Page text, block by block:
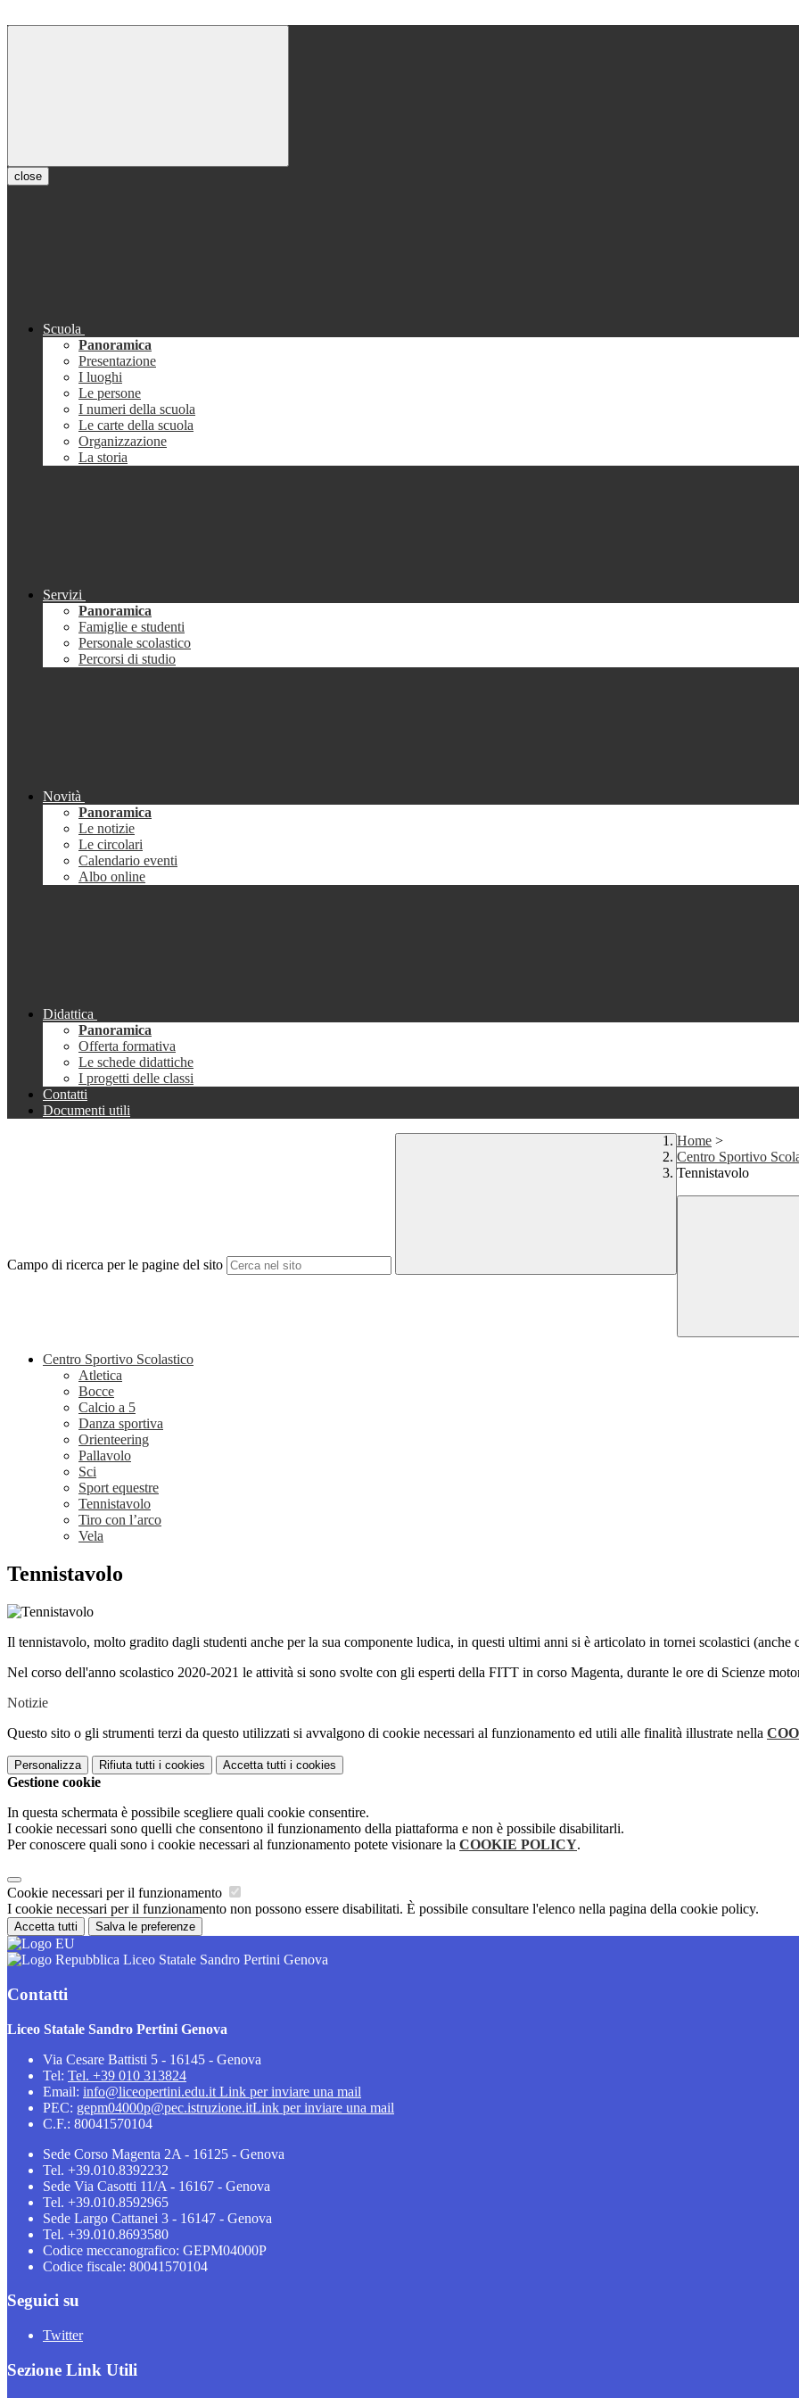
close
Scuola
Panoramica
Presentazione
I luoghi
Le persone
I numeri della scuola
Le carte della scuola
Organizzazione
La storia
Servizi
Panoramica
Famiglie e studenti
Personale scolastico
Percorsi di studio
Novità
Panoramica
Le notizie
Le circolari
Calendario eventi
Albo online
Didattica
Panoramica
Offerta formativa
Le schede didattiche
I progetti delle classi
Contatti
Documenti utili
Campo di ricerca per le pagine del sito
Home >
Centro Sportivo
Tennistavolo
Centro Sportivo Scolastico
Atletica
Bocce
Calcio a 5
Danza sportiva
Orienteering
Pallavolo
Sci
Sport equestre
Tennistavolo
Tiro con l’arco
Vela
Tennistavolo
Il tennistavolo, molto gradito dagli studenti anche per la sua componente ludica, in questi ultimi anni si è articolato in tornei scolastici
Nel corso dell'anno scolastico 2020-2021 le attività si sono svolte con gli esperti della FITT in corso Magenta, durante le ore di Scienze
Notizie
Questo sito o gli strumenti terzi da questo utilizzati si avvalgono di cookie necessari al funzionamento ed utili alle finalità illustrate nella
Personalizza Rifiuta tutti i cookies Accetta tutti i cookies
Gestione cookie
In questa schermata è possibile scegliere quali cookie consentire.
I cookie necessari sono quelli che consentono il funzionamento della piattaforma e non è possibile disabilitarli.
Per conoscere quali sono i cookie necessari al funzionamento potete visionare la COOKIE POLICY.
Cookie necessari per il funzionamento
I cookie necessari per il funzionamento non possono essere disabilitati. È possibile consultare l'elenco nella pagina della cookie policy.
Accetta tutti Salva le preferenze
Liceo Statale Sandro Pertini Genova
Contatti
Liceo Statale Sandro Pertini Genova
Via Cesare Battisti 5 - 16145 - Genova
Tel: Tel. +39 010 313824
Email: info@liceopertini.edu.it Link per inviare una mail
PEC: gepm04000p@pec.istruzione.itLink per inviare una mail
C.F.: 80041570104
Sede Corso Magenta 2A - 16125 - Genova
Tel. +39.010.8392232
Sede Via Casotti 11/A - 16167 - Genova
Tel. +39.010.8592965
Sede Largo Cattanei 3 - 16147 - Genova
Tel. +39.010.8693580
Codice meccanografico: GEPM04000P
Codice fiscale: 80041570104
Seguici su
Twitter
Sezione Link Utili